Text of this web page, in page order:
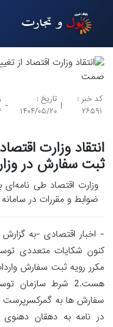
کد خبر :
۲۶۵۹۱
|
تاریخ :
۱۴۰۴/۰۵/۲۰
-
انتقاد وزارت
ثبت سفارش در
وزارت اقتصاد طی
ضوابط و مقررات در
- اخبار اقتصادی -به
کنون شکایات متعددی
مکرر رویه ثبت سفارش
هست.2 شرط
سفارش ها به
در نامه به دهقان